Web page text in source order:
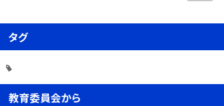
タグ
教育委員会から